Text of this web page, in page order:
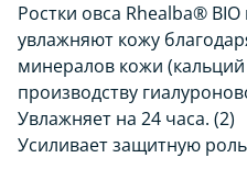
Ростки овса Rhealba®
увлажняют кожу
минералов кожи
производству
Увлажняет на 24 часа. (2)
Усиливает защитную